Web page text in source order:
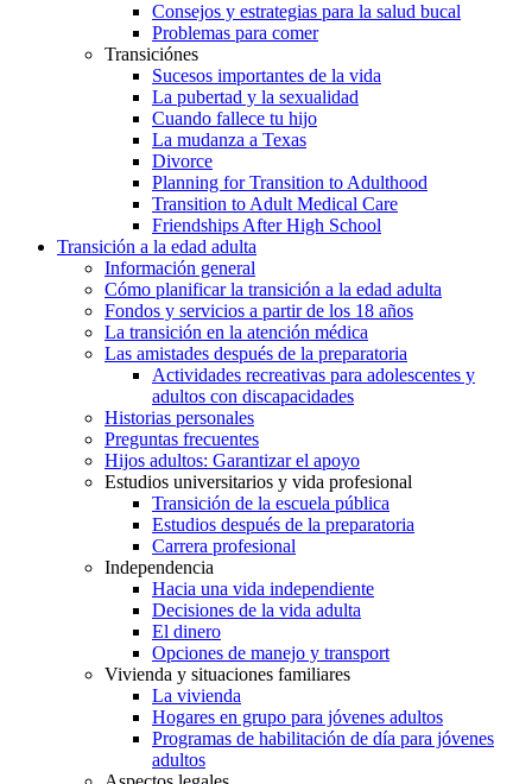
Consejos y estrategias para la salud bucal
Problemas para comer
Transiciónes
Sucesos importantes de la vida
La pubertad y la sexualidad
Cuando fallece tu hijo
La mudanza a Texas
Divorce
Planning for Transition to Adulthood
Transition to Adult Medical Care
Friendships After High School
Transición a la edad adulta
Información general
Cómo planificar la transición a la edad adulta
Fondos y servicios a partir de los 18 años
La transición en la atención médica
Las amistades después de la preparatoria
Actividades recreativas para adolescentes y
adultos con discapacidades
Historias personales
Preguntas frecuentes
Hijos adultos: Garantizar el apoyo
Estudios universitarios y vida profesional
Transición de la escuela pública
Estudios después de la preparatoria
Carrera profesional
Independencia
Hacia una vida independiente
Decisiones de la vida adulta
El dinero
Opciones de manejo y transport
Vivienda y situaciones familiares
La vivienda
Hogares en grupo para jóvenes adultos
Programas de habilitación de día para jóvenes
adultos